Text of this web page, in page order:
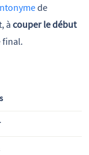
de
à couper le début
final.